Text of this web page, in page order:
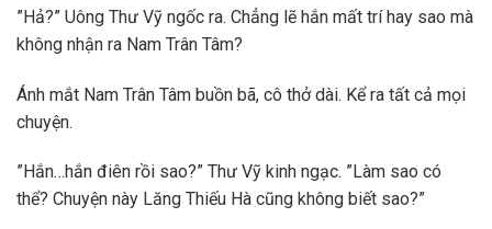
”Hả?” Uông Thư Vỹ ngốc ra. Chẳng lẽ hắn mất trí hay sao mà
không nhận ra Nam Trân Tâm?
Ánh mắt Nam Trân Tâm buồn bã, cô thở dài. Kể ra tất cả mọi
chuyện.
”Hắn…hắn điên rồi sao?” Thư Vỹ kinh ngạc. ”Làm sao có
thể? Chuyện này Lăng Thiếu Hà cũng không biết sao?”